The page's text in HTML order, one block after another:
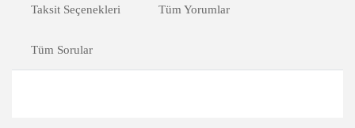
Taksit Seçenekleri Tüm Yorumlar
Tüm Sorular